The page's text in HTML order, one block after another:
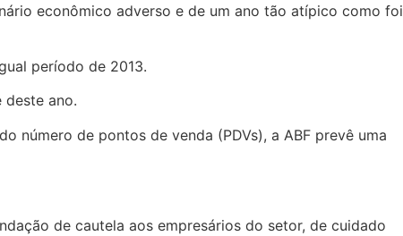
econômico adverso e de um ano tão atípico como foi
período de 2013.
deste ano.
número de pontos de venda (PDVs), a ABF prevê uma
de cautela aos empresários do setor, de cuidado